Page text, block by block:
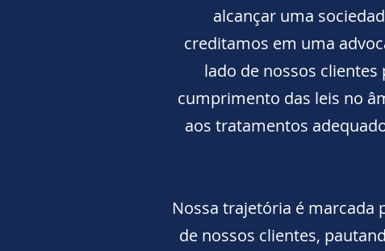
alcançar uma
creditamos em uma
lado de nossos clientes
cumprimento das leis no
aos tratamentos
Nossa trajetória é marcada
de nossos clientes,